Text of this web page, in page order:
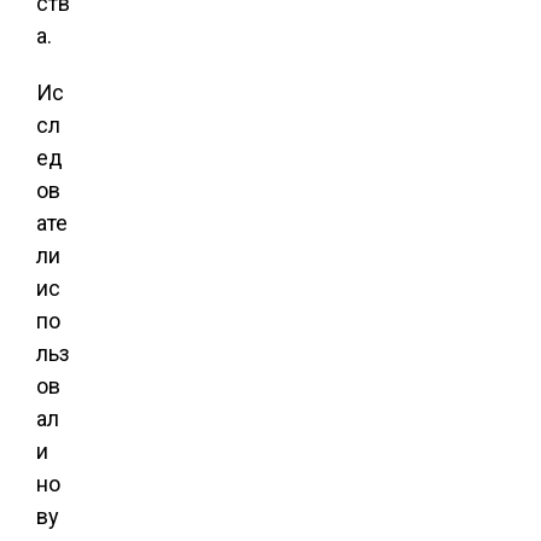
а.
Ис
сл
ед
ов
ате
ли
ис
по
льз
ов
ал
и
но
ву